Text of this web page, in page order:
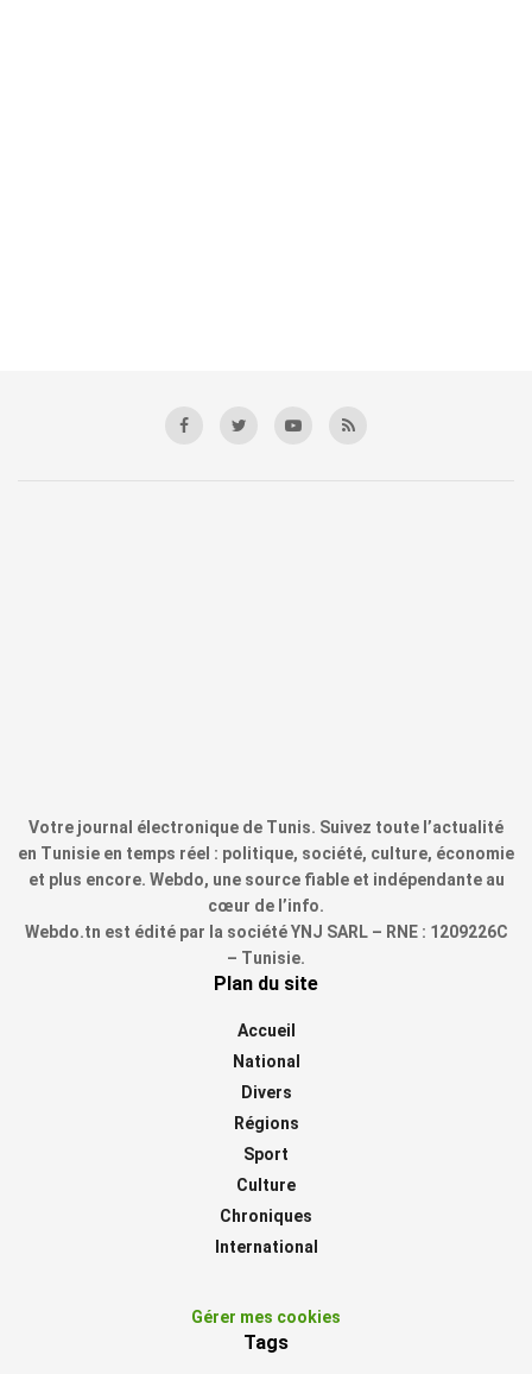
Votre journal électronique de Tunis. Suivez toute l’actualité
en Tunisie en temps réel : politique, société, culture, économie
et plus encore. Webdo, une source fiable et indépendante au
cœur de l’info.
Webdo.tn est édité par la société YNJ SARL – RNE : 1209226C
– Tunisie.
Plan du site
Accueil
National
Divers
Régions
Sport
Culture
Chroniques
International
Gérer mes cookies
Tags